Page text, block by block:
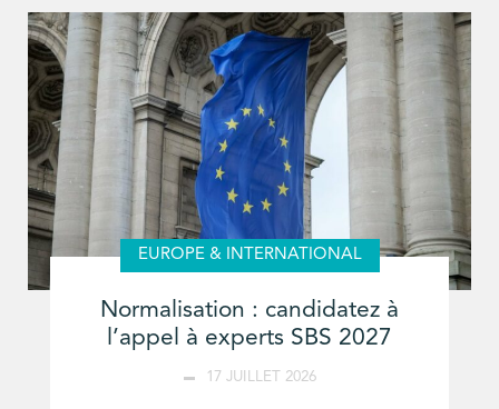
EUROPE & INTERNATIONAL
Normalisation : candidatez à
l’appel à experts SBS 2027
17 JUILLET 2026